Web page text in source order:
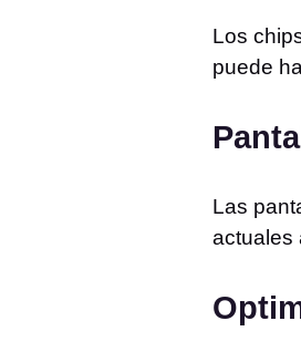
Los
puede
Las
actuales